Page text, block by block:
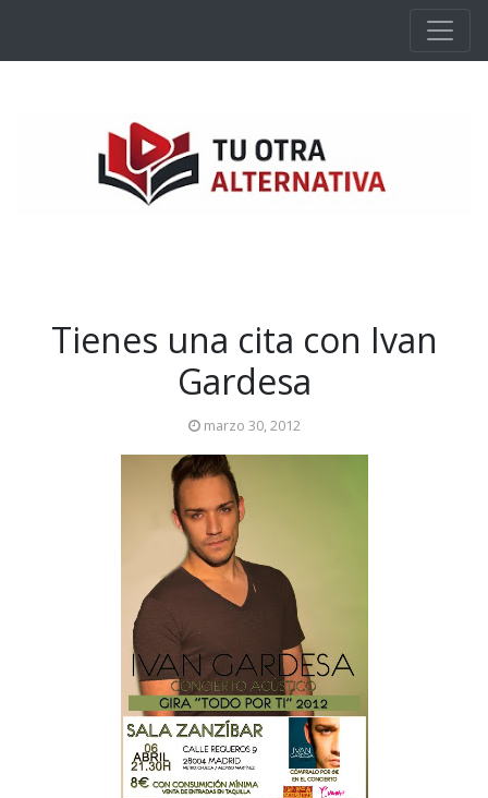
Tienes una cita con Ivan
Gardesa
marzo 30, 2012